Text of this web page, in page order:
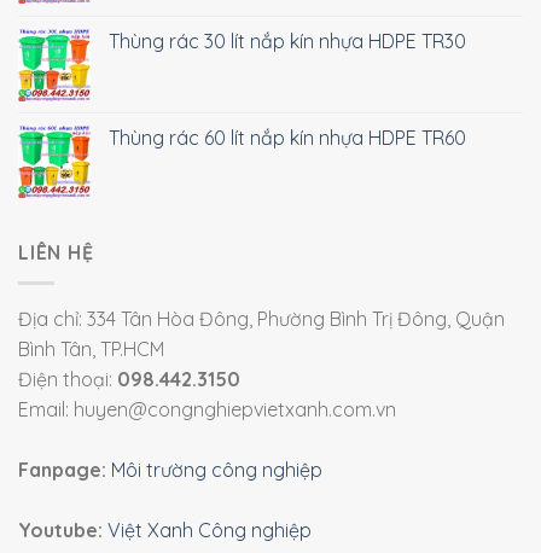
Thùng rác 30 lít nắp kín nhựa HDPE TR30
Thùng rác 60 lít nắp kín nhựa HDPE TR60
LIÊN HỆ
Địa chỉ: 334 Tân Hòa Đông, Phường Bình Trị Đông, Quận
Bình Tân, TP.HCM
Điện thoại: 098.442.3150
Email: huyen@congnghiepvietxanh.com.vn
Fanpage: Môi trường công nghiệp
Youtube: Việt Xanh Công nghiệp